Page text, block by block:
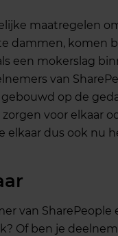
maatregelen
dammen, komen
een mokerslag
van
gebouwd op de
voor elkaar
elkaar dus ook nu
van SharePeople
Of ben je